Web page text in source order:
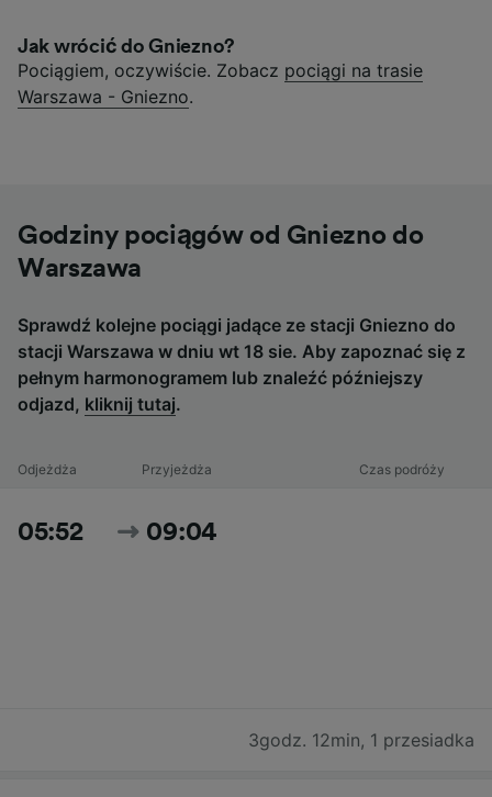
Jak wrócić do Gniezno?
Pociągiem, oczywiście. Zobacz pociągi na trasie
Warszawa - Gniezno.
Godziny pociągów od Gniezno do
Warszawa
Sprawdź kolejne pociągi jadące ze stacji Gniezno do
stacji Warszawa w dniu wt 18 sie. Aby zapoznać się z
pełnym harmonogramem lub znaleźć późniejszy
odjazd, kliknij tutaj.
Odjeżdża Przyjeżdża Czas podróży
05:52 09:04
3godz. 12min, 1 przesiadka